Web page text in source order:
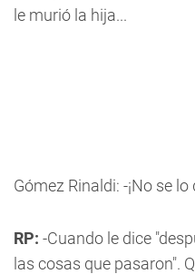
le murió la hija...
Gómez Rinaldi: -¡No se lo
RP: -Cuando le dice
las cosas que pasaron".